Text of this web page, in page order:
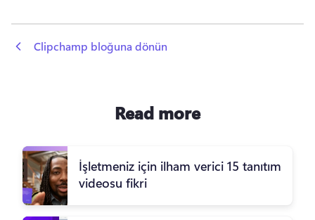
Clipchamp bloğuna dönün
Read more
İşletmeniz için ilham verici 15 tanıtım
videosu fikri